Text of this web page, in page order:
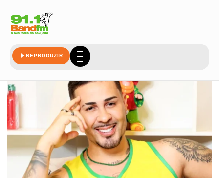
REPRODUZIR